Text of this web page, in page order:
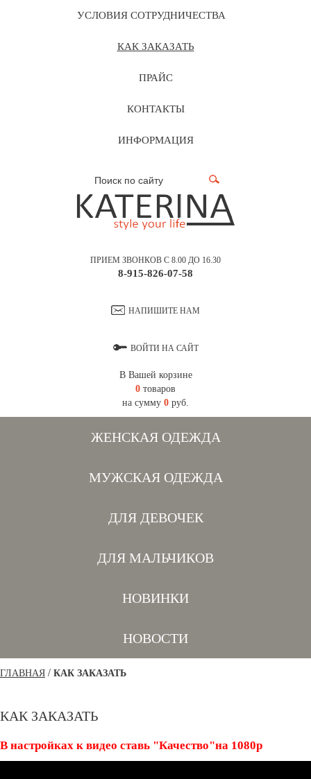
УСЛОВИЯ СОТРУДНИЧЕСТВА
КАК ЗАКАЗАТЬ
ПРАЙС
КОНТАКТЫ
ИНФОРМАЦИЯ
ПРИЕМ ЗВОНКОВ С 8.00 ДО 16.30
8-915-826-07-58
НАПИШИТЕ НАМ
ВОЙТИ НА САЙТ
В Вашей корзине
0 товаров
на сумму 0 руб.
ЖЕНСКАЯ ОДЕЖДА
МУЖСКАЯ ОДЕЖДА
ДЛЯ ДЕВОЧЕК
ДЛЯ МАЛЬЧИКОВ
НОВИНКИ
НОВОСТИ
ГЛАВНАЯ / КАК ЗАКАЗАТЬ
КАК ЗАКАЗАТЬ
В настройках к видео ставь "Качество"на 1080р